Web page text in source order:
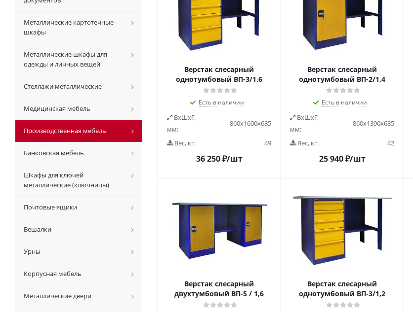
Верстак слесарный
однотумбовый ВП-3/1,6
Есть в наличии
ВxШxГ,
мм:
860х1600х685
Вес, кг: 49
36 250₽/шт
Верстак слесарный
однотумбовый ВП-2/1,4
Есть в наличии
ВxШxГ,
мм:
860х1390х685
Вес, кг: 42
25 940₽/шт
Верстак слесарный
двухтумбовый ВП-5 / 1,6
Верстак слесарный
однотумбовый ВП-3/1,2
Металлические картотечные
шкафы
Металлические шкафы для
одежды и личных вещей
Стеллажи металлические
Медицинская мебель
Производственная мебель
Банковская мебель
Шкафы для ключей
металлические (ключницы)
Почтовые ящики
Вешалки
Урны
Корпусная мебель
Металлические двери